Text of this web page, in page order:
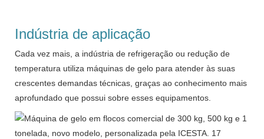
Indústria de aplicação
Cada vez mais, a indústria de refrigeração ou redução de
temperatura utiliza máquinas de gelo para atender às suas
crescentes demandas técnicas, graças ao conhecimento mais
aprofundado que possui sobre esses equipamentos.